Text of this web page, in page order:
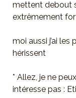
mettent debout
extrêmement
moi aussi j’ai
hérissent
* Allez, je ne
intéresse pas :